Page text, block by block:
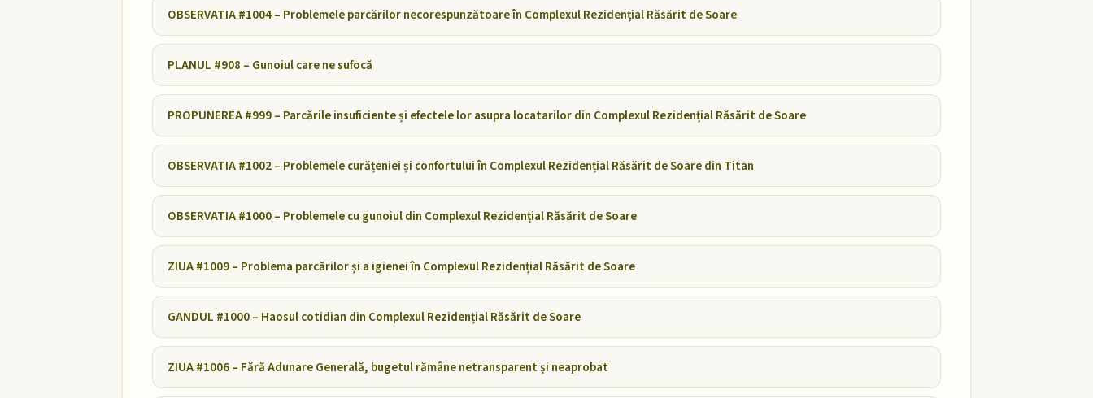
OBSERVATIA #1004 – Problemele parcărilor necorespunzătoare în Complexul Rezidențial Răsărit de Soare
PLANUL #908 – Gunoiul care ne sufocă
PROPUNEREA #999 – Parcările insuficiente și efectele lor asupra locatarilor din Complexul Rezidențial Răsărit de Soare
OBSERVATIA #1002 – Problemele curățeniei și confortului în Complexul Rezidențial Răsărit de Soare din Titan
OBSERVATIA #1000 – Problemele cu gunoiul din Complexul Rezidențial Răsărit de Soare
ZIUA #1009 – Problema parcărilor și a igienei în Complexul Rezidențial Răsărit de Soare
GANDUL #1000 – Haosul cotidian din Complexul Rezidențial Răsărit de Soare
ZIUA #1006 – Fără Adunare Generală, bugetul rămâne netransparent și neaprobat